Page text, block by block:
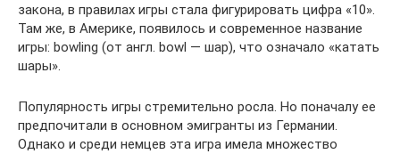
закона, в правилах игры стала фигурировать цифра «10».
Там же, в Америке, появилось и современное название
игры: bowling (от англ. bowl — шар), что означало «катать
шары».
Популярность игры стремительно росла. Но поначалу ее
предпочитали в основном эмигранты из Германии.
Однако и среди немцев эта игра имела множество